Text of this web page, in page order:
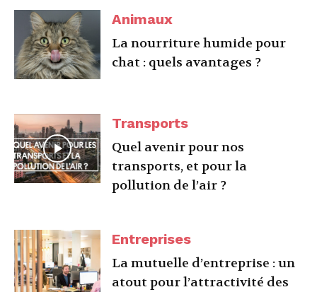
Animaux
La nourriture humide pour
chat : quels avantages ?
Transports
Quel avenir pour nos
transports, et pour la
pollution de l’air ?
Entreprises
La mutuelle d’entreprise : un
atout pour l’attractivité des